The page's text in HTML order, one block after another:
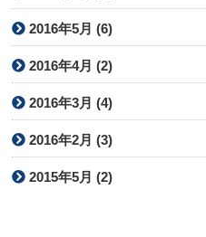
2016年5月 (6)
2016年4月 (2)
2016年3月 (4)
2016年2月 (3)
2015年5月 (2)